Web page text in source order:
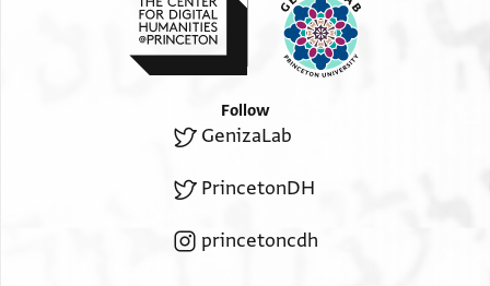
Follow
GenizaLab
PrincetonDH
princetoncdh